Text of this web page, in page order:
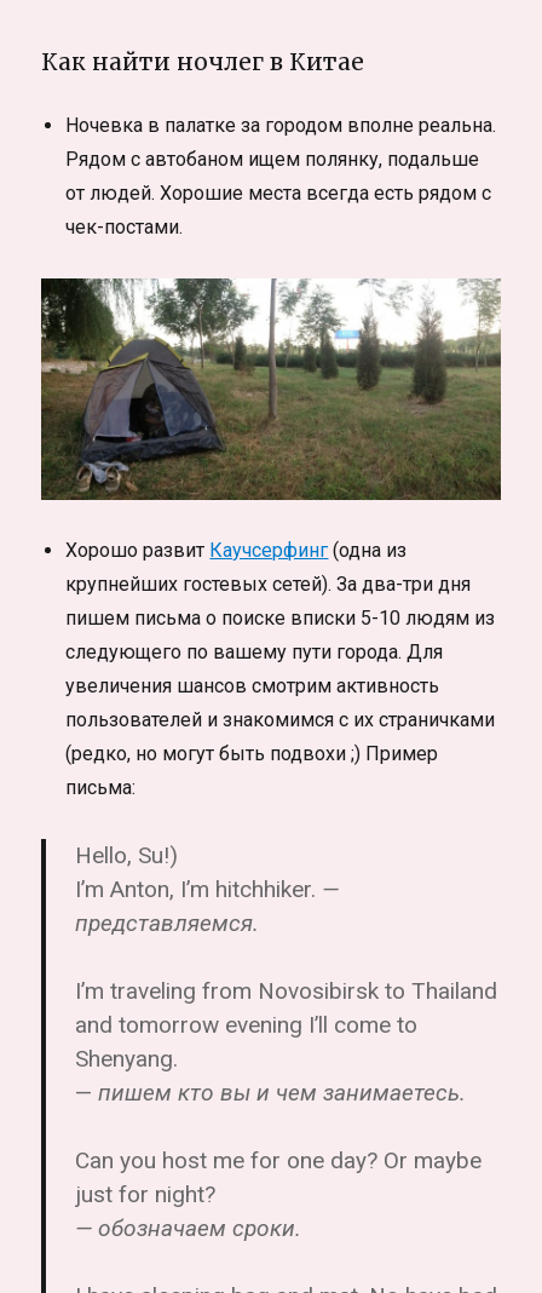
Как найти ночлег в Китае
Ночевка в палатке за городом вполне реальна.
Рядом с автобаном ищем полянку, подальше
от людей. Хорошие места всегда есть рядом с
чек-постами.
Хорошо развит Каучсерфинг (одна из
крупнейших гостевых сетей). За два-три дня
пишем письма о поиске вписки 5-10 людям из
следующего по вашему пути города. Для
увеличения шансов смотрим активность
пользователей и знакомимся с их страничками
(редко, но могут быть подвохи ;) Пример
письма:
Hello, Su!)
I’m Anton, I’m hitchhiker. —
представляемся.
I’m traveling from Novosibirsk to Thailand
and tomorrow evening I’ll come to
Shenyang.
—пишем кто вы и чем занимаетесь.
Can you host me for one day? Or maybe
just for night?
— обозначаем сроки.